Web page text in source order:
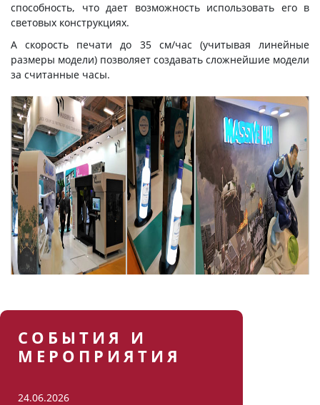
способность, что дает возможность использовать его в
световых конструкциях.
А скорость печати до 35 см/час (учитывая линейные
размеры модели) позволяет создавать сложнейшие модели
за считанные часы.
СОБЫТИЯ И
МЕРОПРИЯТИЯ
24.06.2026